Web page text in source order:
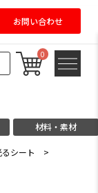
0
お問い合わせ
材料・素材
るシート
>